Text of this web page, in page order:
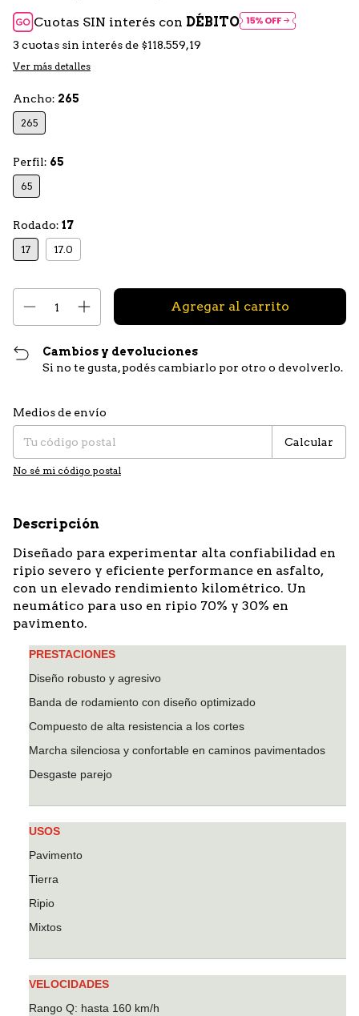
Cuotas SIN interés con DÉBITO
3 cuotas sin interés de $118.559,19
Ver más detalles
Ancho: 265
265
Perfil: 65
65
Rodado: 17
17 17.0
Cambios y devoluciones
Si no te gusta, podés cambiarlo por otro o devolverlo.
Entregas para el CP:
Medios de envío
Calcular
No sé mi código postal
Descripción
Diseñado para experimentar alta confiabilidad en
ripio severo y eficiente performance en asfalto,
con un elevado rendimiento kilométrico. Un
neumático para uso en ripio 70% y 30% en
pavimento.
PRESTACIONES
Diseño robusto y agresivo
Banda de rodamiento con diseño optimizado
Compuesto de alta resistencia a los cortes
Marcha silenciosa y confortable en caminos pavimentados
Desgaste parejo
USOS
Pavimento
Tierra
Ripio
Mixtos
VELOCIDADES
Rango Q: hasta 160 km/h